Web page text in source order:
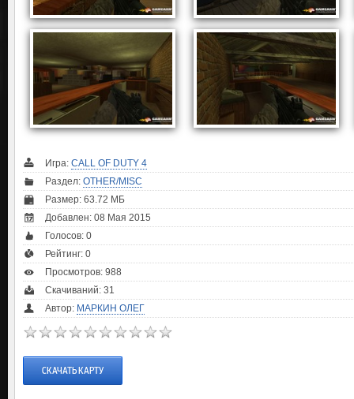
Игра: CALL OF DUTY 4
Раздел: OTHER/MISC
Размер: 63.72 МБ
Добавлен: 08 Мая 2015
Голосов: 0
Рейтинг: 0
Просмотров: 988
Скачиваний: 31
Автор: МАРКИН ОЛЕГ
СКАЧАТЬ КАРТУ